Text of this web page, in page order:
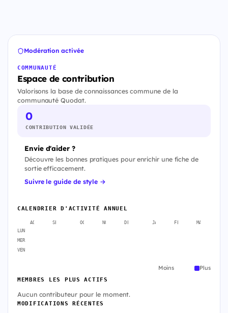
Modération activée
COMMUNAUTÉ
Espace de contribution
Valorisons la base de connaissances commune de la
communauté Quodat.
0
CONTRIBUTION VALIDÉE
Envie d'aider ?
Découvre les bonnes pratiques pour enrichir une fiche de
sortie efficacement.
Suivre le guide de style →
CALENDRIER D'ACTIVITÉ ANNUEL
AOÛT SEPT. OCT. NOV. DÉC. JANV. FÉVR. MARS
LUN
MER
VEN
Moins Plus
MEMBRES LES PLUS ACTIFS
Aucun contributeur pour le moment.
MODIFICATIONS RÉCENTES